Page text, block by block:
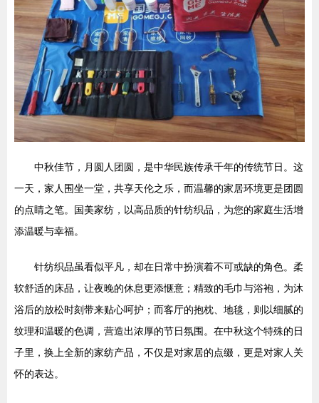
中秋佳节，月圆人团圆，是中华民族传承千年的传统节日。这
一天，家人围坐一堂，共享天伦之乐，而温馨的家居环境更是团圆
的点睛之笔。国美家纺，以高品质的针纺织品，为您的家庭生活增
添温暖与幸福。
针纺织品虽看似平凡，却在日常中扮演着不可或缺的角色。柔
软舒适的床品，让夜晚的休息更添惬意；精致的毛巾与浴袍，为沐
浴后的放松时刻带来贴心呵护；而客厅的抱枕、地毯，则以细腻的
纹理和温暖的色调，营造出浓厚的节日氛围。在中秋这个特殊的日
子里，换上全新的家纺产品，不仅是对家居的点缀，更是对家人关
怀的表达。